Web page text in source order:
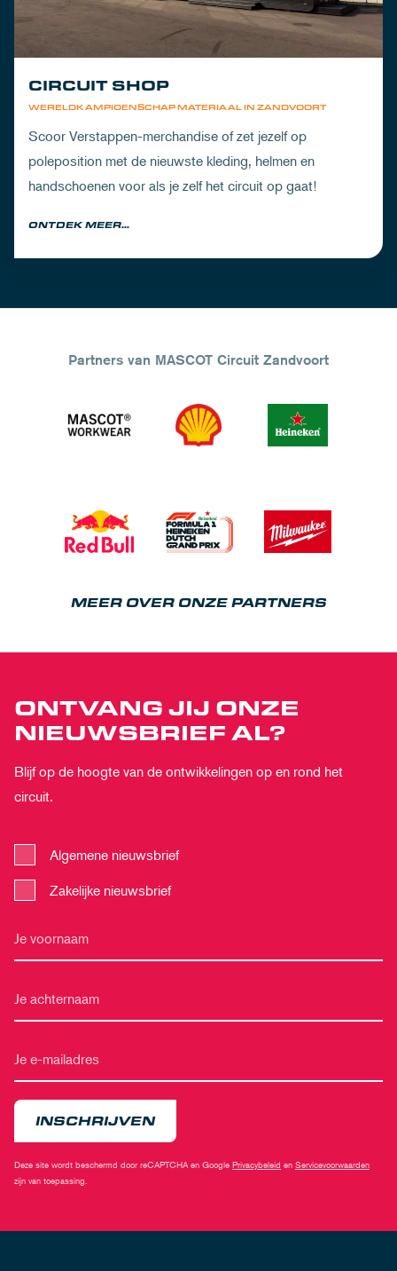
WERELDKAMPIOENSCHAP MATERIAAL IN ZANDVOORT
CIRCUIT SHOP
Scoor Verstappen-merchandise of zet jezelf op
poleposition met de nieuwste kleding, helmen en
handschoenen voor als je zelf het circuit op gaat!
ONTDEK MEER...
Partners van MASCOT Circuit Zandvoort
MEER OVER ONZE PARTNERS
ONTVANG JIJ ONZE
NIEUWSBRIEF AL?
Blijf op de hoogte van de ontwikkelingen op en rond het
circuit.
Algemene nieuwsbrief
Zakelijke nieuwsbrief
INSCHRIJVEN
Deze site wordt beschermd door reCAPTCHA en Google Privacybeleid en Servicevoorwaarden
zijn van toepassing.